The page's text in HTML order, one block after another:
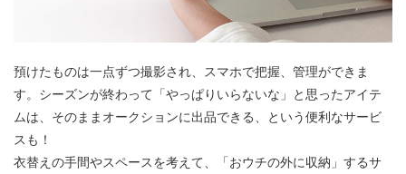
預けたものは一点ずつ撮影され、スマホで把握、管理ができま
す。シーズンが終わって「やっぱりいらないな」と思ったアイテ
ムは、そのままオークションに出品できる、という便利なサービ
スも！
衣替えの手間やスペースを考えて、「おウチの外に収納」するサ